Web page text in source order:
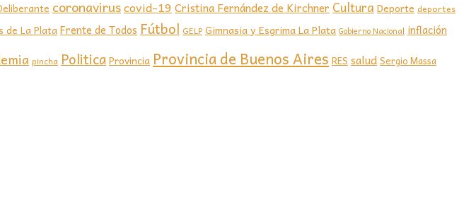
coronaviruscovid-19 Cristina Fernández de Kirchner Cultura Deporte deportes
de La PlataFrente de Todos Fútbol GELP Gimnasia y Esgrima La Plata Gobierno Nacional inflación
pincha PoliticaProvincia Provincia de Buenos Aires RES saludSergio Massa